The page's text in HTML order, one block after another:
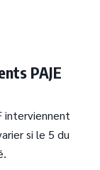
PAJE
interviennent
si le 5 du